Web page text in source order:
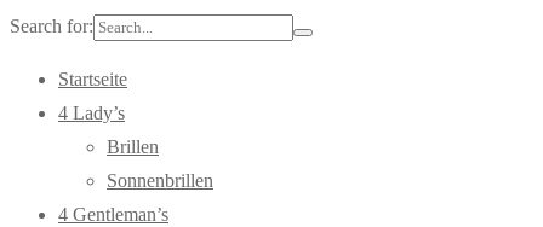
Search for:
Startseite
4 Lady’s
Brillen
Sonnenbrillen
4 Gentleman’s